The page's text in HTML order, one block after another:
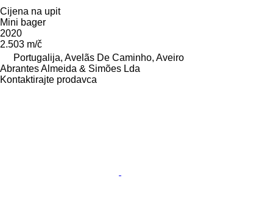
Cijena na upit
Mini bager
2020
2.503 m/č
Portugalija, Avelãs De Caminho, Aveiro
Abrantes Almeida & Simões Lda
Kontaktirajte prodavca